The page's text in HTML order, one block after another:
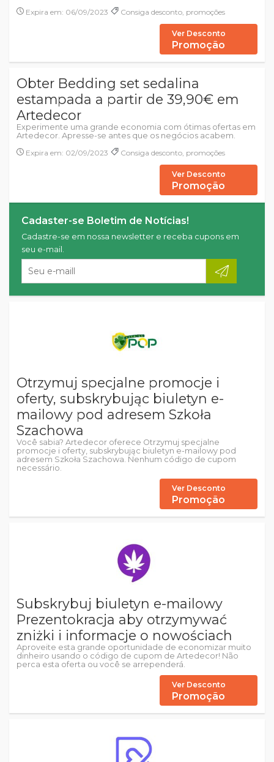
Expira em: 06/09/2023
Consiga desconto, promoções
Ver Desconto
Promoção
Obter Bedding set sedalina
estampada a partir de 39,90€ em
Artedecor
Experimente uma grande economia com ótimas ofertas em
Artedecor. Apresse-se antes que os negócios acabem.
Expira em: 02/09/2023
Consiga desconto, promoções
Ver Desconto
Promoção
Cadaster-se Boletim de Notícias!
Cadastre-se em nossa newsletter e receba cupons em
seu e-mail.
Otrzymuj specjalne promocje i
oferty, subskrybując biuletyn e-
mailowy pod adresem Szkoła
Szachowa
Você sabia? Artedecor oferece Otrzymuj specjalne
promocje i oferty, subskrybując biuletyn e-mailowy pod
adresem Szkoła Szachowa. Nenhum código de cupom
necessário.
Ver Desconto
Promoção
Subskrybuj biuletyn e-mailowy
Prezentokracja aby otrzymywać
zniżki i informacje o nowościach
Aproveite esta grande oportunidade de economizar muito
dinheiro usando o código de cupom de Artedecor! Não
perca esta oferta ou você se arrependerá.
Ver Desconto
Promoção